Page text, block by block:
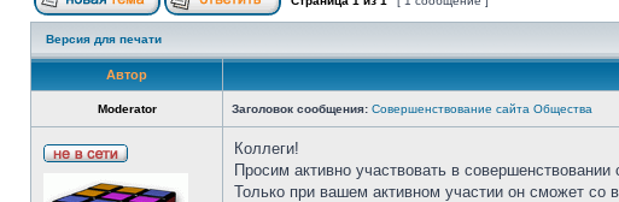
Версия для печати
Автор
Moderator Заголовок сообщения: Совершенствование сайта Общества
Коллеги!
Просим активно участвовать в совершенствовании
Только при вашем активном участии он сможет со